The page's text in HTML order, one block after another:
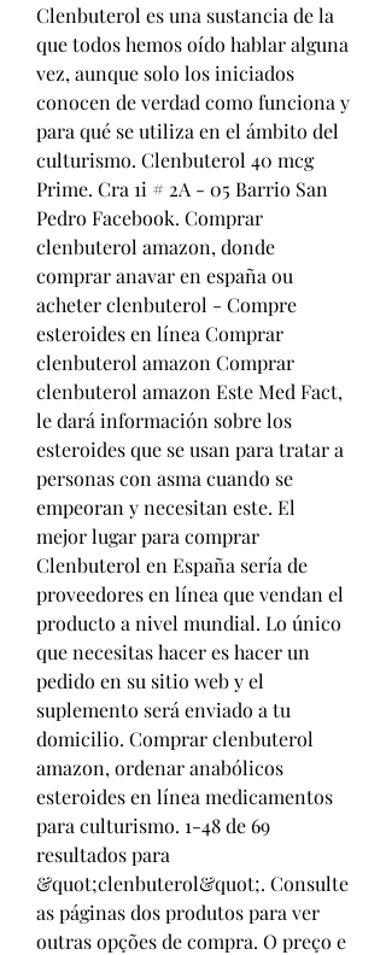
Clenbuterol es una sustancia de la
que todos hemos oído hablar alguna
vez, aunque solo los iniciados
conocen de verdad como funciona y
para qué se utiliza en el ámbito del
culturismo. Clenbuterol 40 mсg
Prime. Cra 1i # 2A - 05 Barrio San
Pedro Facebook. Comprar
clenbuterol amazon, donde
comprar anavar en españa ou
acheter clenbuterol - Compre
esteroides en línea Comprar
clenbuterol amazon Comprar
clenbuterol amazon Este Med Fact,
le dará información sobre los
esteroides que se usan para tratar a
personas con asma cuando se
empeoran y necesitan este. El
mejor lugar para comprar
Clenbuterol en España sería de
proveedores en línea que vendan el
producto a nivel mundial. Lo único
que necesitas hacer es hacer un
pedido en su sitio web y el
suplemento será enviado a tu
domicilio. Comprar clenbuterol
amazon, ordenar anabólicos
esteroides en línea medicamentos
para culturismo. 1-48 de 69
resultados para
&quot;clenbuterol&quot;. Consulte
as páginas dos produtos para ver
outras opções de compra. O preço e